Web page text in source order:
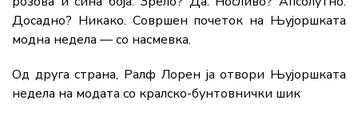
Досадно? Никако. Совршен почеток на Њујоршката
модна недела — со насмевка.
Од друга страна, Ралф Лорен ја отвори Њујоршката
недела на модата со кралско-бунтовнички шик